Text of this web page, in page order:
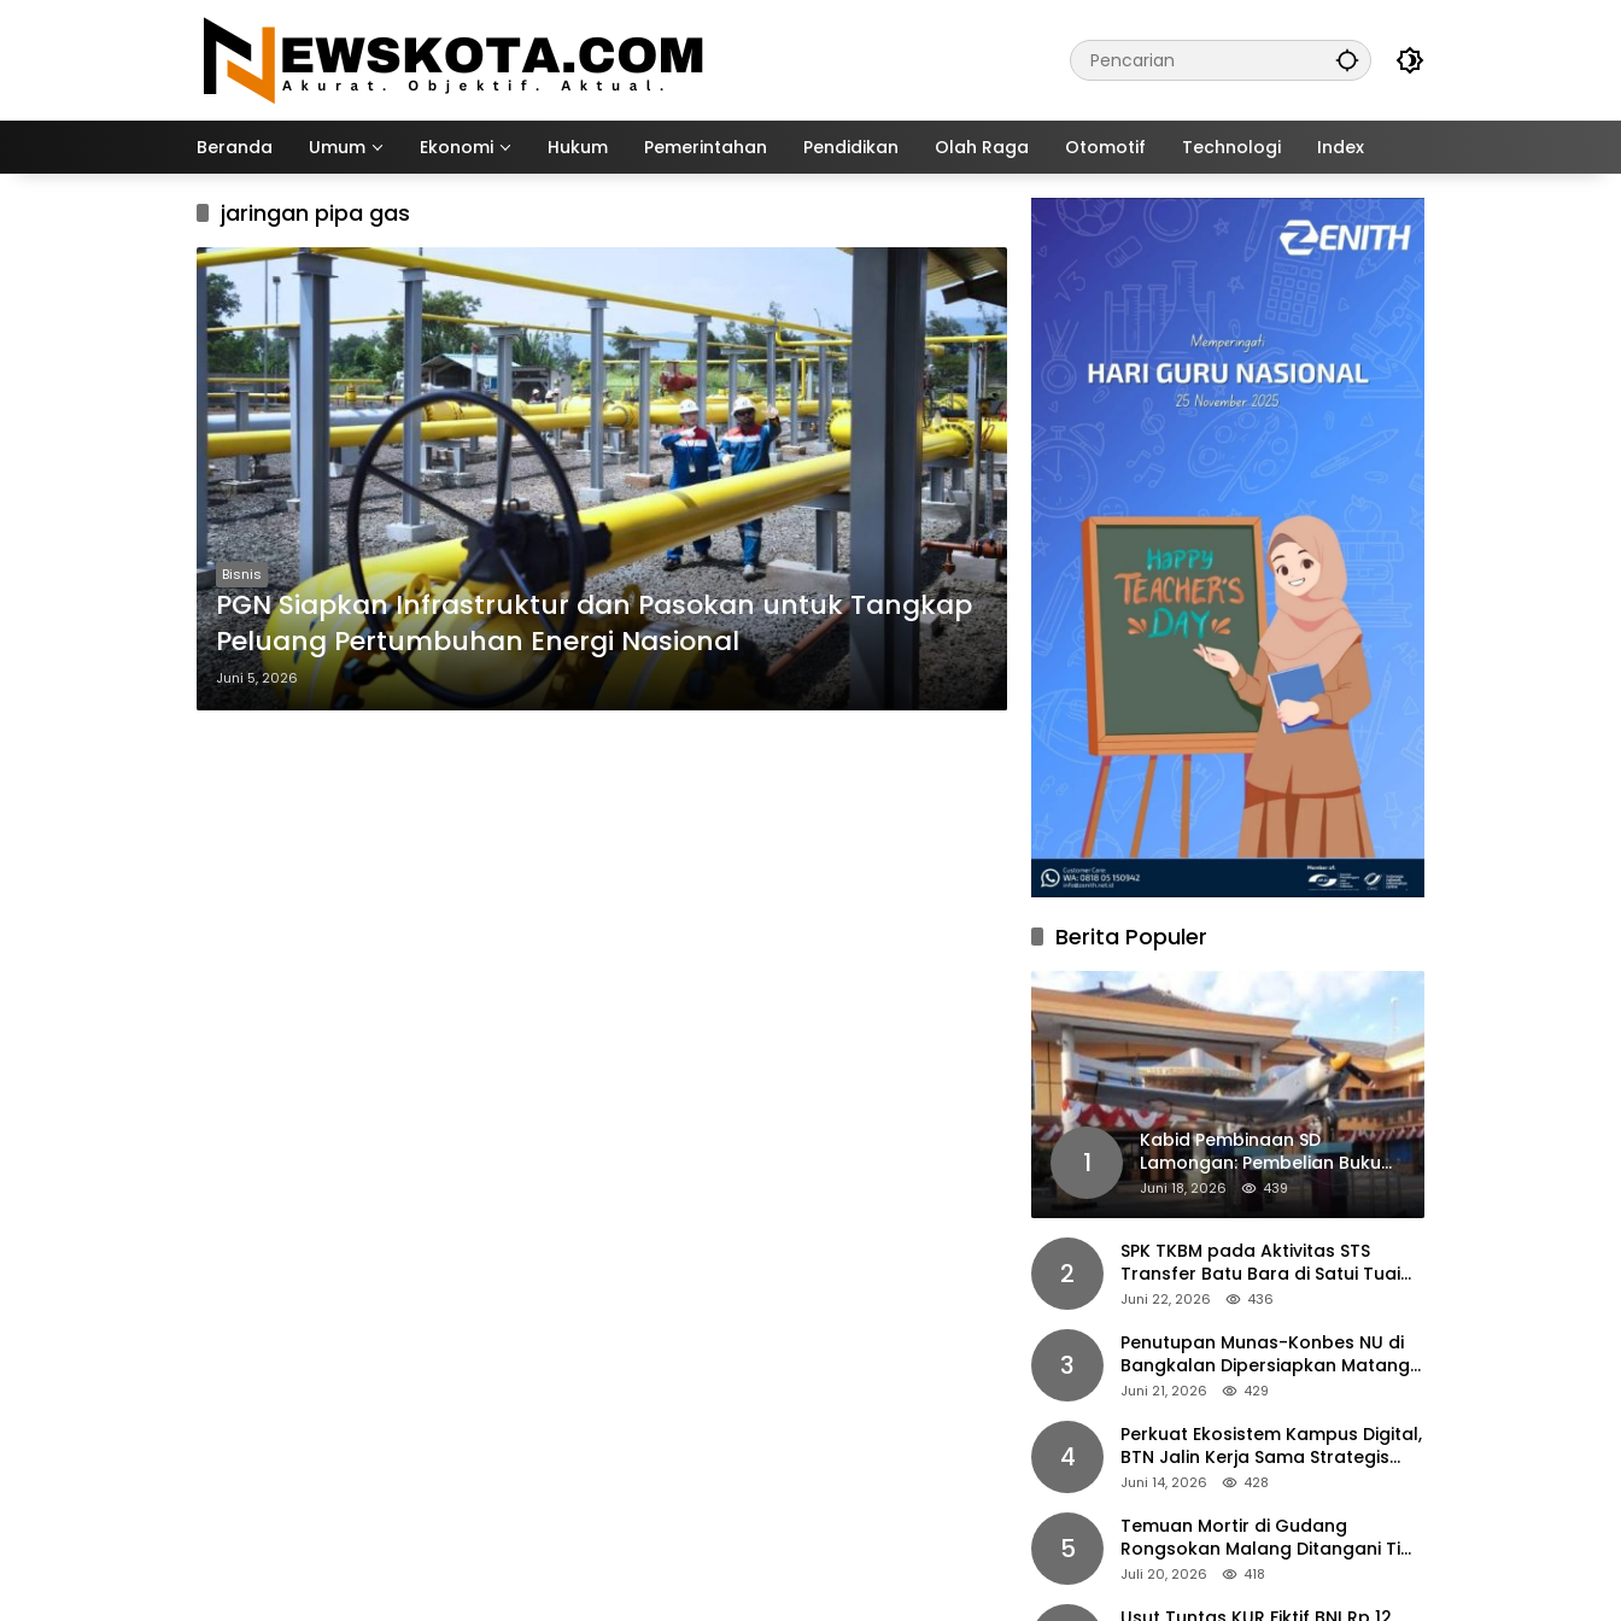
Beranda Umum Ekonomi Hukum Pemerintahan Pendidikan Olah Raga Otomotif Technologi Index
jaringan pipa gas
Bisnis
PGN Siapkan Infrastruktur dan Pasokan untuk Tangkap
Peluang Pertumbuhan Energi Nasional
Juni 5, 2026
Berita Populer
1
Kabid Pembinaan SD
Lamongan: Pembelian Buku
Pendamping Tidak Boleh
Dipaksakan
Juni 18, 2026 439
2
SPK TKBM pada Aktivitas STS
Transfer Batu Bara di Satui Tuai
Sorotan
Juni 22, 2026 436
3
Penutupan Munas-Konbes NU di
Bangkalan Dipersiapkan Matang,
Gus Ipul Turun Tangan
Juni 21, 2026 429
4
Perkuat Ekosistem Kampus Digital,
BTN Jalin Kerja Sama Strategis
dengan UNAIR
Juni 14, 2026 428
5
Temuan Mortir di Gudang
Rongsokan Malang Ditangani Tim
Gegana Polda Jatim
Juli 20, 2026 418